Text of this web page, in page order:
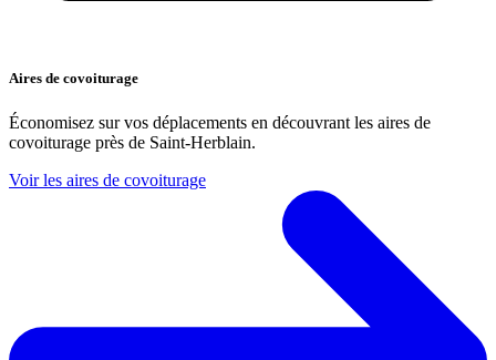
Aires de covoiturage
Économisez sur vos déplacements en découvrant les aires de
covoiturage près de Saint-Herblain.
Voir les aires de covoiturage